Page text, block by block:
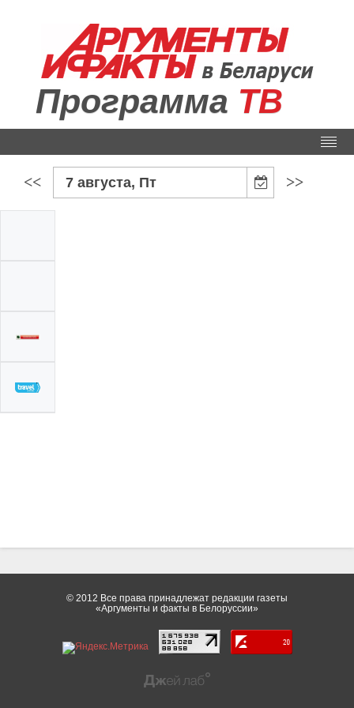
Программа ТВ
<< 7 августа, Пт >>
© 2012 Все права принадлежат редакции газеты
«Аргументы и факты в Белоруссии»